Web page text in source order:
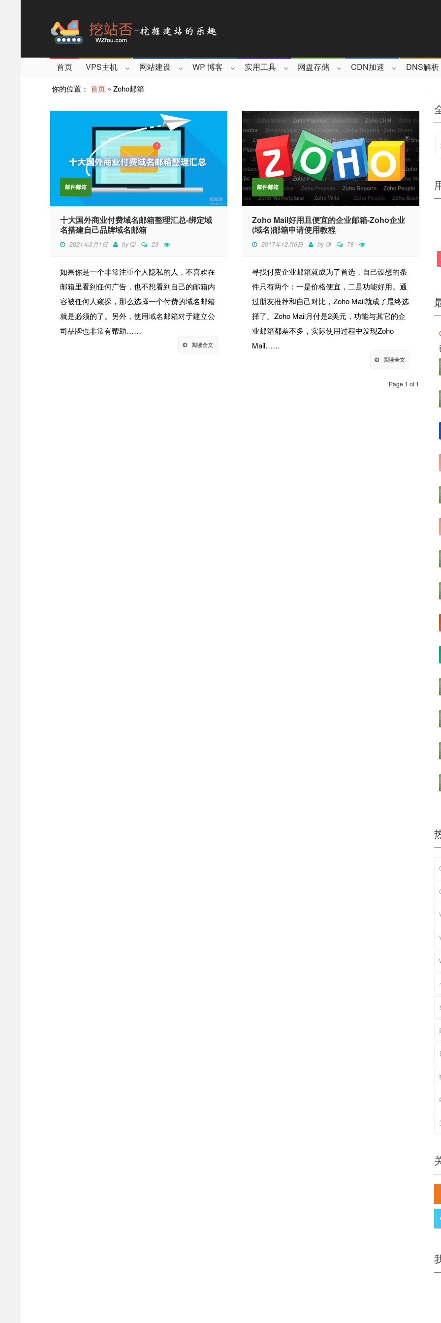
首页 VPS主机 网站建设 WP 博客 实用工具 网盘存储 CDN加速 DNS解析
你的位置： 首页 » Zoho邮箱
邮件邮箱
十大国外商业付费域名邮箱整理汇总-绑定域
名搭建自己品牌域名邮箱
2021年3月1日 byQi 23
如果你是一个非常注重个人隐私的人，不喜欢在
邮箱里看到任何广告，也不想看到自己的邮箱内
容被任何人窥探，那么选择一个付费的域名邮箱
就是必须的了。另外，使用域名邮箱对于建立公
司品牌也非常有帮助……
阅读全文
邮件邮箱
Zoho Mail好用且便宜的企业邮箱-Zoho企业
(域名)邮箱申请使用教程
2017年12月6日 byQi 78
寻找付费企业邮箱就成为了首选，自己设想的条
件只有两个：一是价格便宜，二是功能好用。通
过朋友推荐和自己对比，Zoho Mail就成了最终选
择了。Zoho Mail月付是2美元，功能与其它的企
业邮箱都差不多，实际使用过程中发现Zoho
Mail……
阅读全文
Page 1 of 1